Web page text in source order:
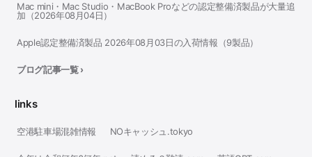
Mac mini・Mac Studio・MacBook Proなどの認定整備済製品が大量追
加（2026年08月04日）
Apple認定整備済製品 2026年08月03日の入荷情報（9製品）
ブログ記事一覧 ›
links
空港駐車場混雑情報 NOキャッシュ.tokyo